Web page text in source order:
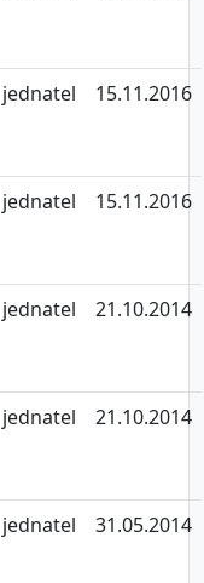
jednatel 15.11.2016
jednatel 15.11.2016
jednatel 21.10.2014
jednatel 21.10.2014
jednatel 31.05.2014